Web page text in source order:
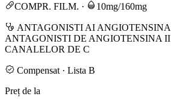
COMPR. FILM. · 10mg/160mg
ANTAGONISTI AI
ANTAGONISTI DE ANGIOTENSINA
CANALELOR DE C
Compensat · Lista B
Preț de la